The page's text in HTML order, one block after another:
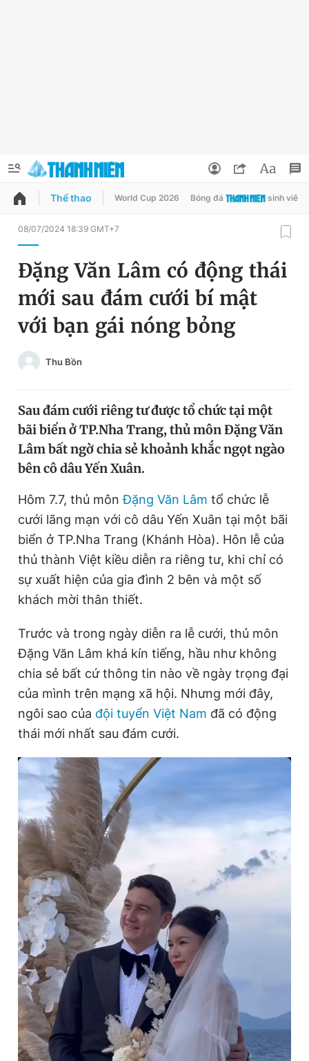
QUẢNG CÁO ĐẶT BÁO
Chuyên mục
Chuyên mục khác
Chào ngày mới
Tin 360
Video Magazine
Sản phẩm khác
Tiện ích Bạn cần biết
Thông tin tòa soạn Liên hệ quảng cáo
Đọc Thanh Niên trên điện thoại
Hotline
0906 645 777
Đặt báo Quảng cáo Chính sách bảo
Tổng biên tập: Nguyễn Ngọc Toàn
Phó tổng biên tập thường trực: Hải Thành
Phó tổng biên tập: Lâm Hiếu Dũng
Phó tổng biên tập: Trần Việt Hưng
Tổng thư ký tòa soạn: Đức Trung
Giấy phép xuất bản số 110/GP - BTTTT cấp ngày 24.3.2020
© 2003-2026 Bản quyền thuộc về Báo Thanh Niên. Cấm sao
chép dưới mọi hình thức nếu không có sự chấp thuận bằng văn
bản. Phát triển bởi ePi Technologies, JSC.
Đổi mật khẩu
Tin đã lưu
Tin đã xem
Thể thao World Cup 2026 Bóng đá sinh viên
08/07/2024 18:39 GMT+7
Đặng Văn Lâm có động thái
mới sau đám cưới bí mật
với bạn gái nóng bỏng
Thu Bồn
Sau đám cưới riêng tư được tổ chức tại một
bãi biển ở TP.Nha Trang, thủ môn Đặng Văn
Lâm bất ngờ chia sẻ khoảnh khắc ngọt ngào
bên cô dâu Yến Xuân.
Hôm 7.7, thủ mônĐặng Văn Lâm tổ chức lễ
cưới lãng mạn với cô dâu Yến Xuân tại một bãi
biển ở TP.Nha Trang (Khánh Hòa). Hôn lễ của
thủ thành Việt kiều diễn ra riêng tư, khi chỉ có
sự xuất hiện của gia đình 2 bên và một số
khách mời thân thiết.
Trước và trong ngày diễn ra lễ cưới, thủ môn
Đặng Văn Lâm khá kín tiếng, hầu như không
chia sẻ bất cứ thông tin nào về ngày trọng đại
của mình trên mạng xã hội. Nhưng mới đây,
ngôi sao của đội tuyển Việt Nam đã có động
thái mới nhất sau đám cưới.